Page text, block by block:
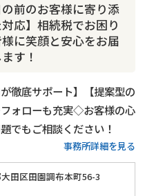
の前のお客様に寄り添
対応】相続税でお困り
に笑顔と安心をお届
す！
徹底サポート】【提案型の
ォローも充実◇お客様の心
でもご相談ください！
事務所詳細を見る
田区田園調布本町56-3